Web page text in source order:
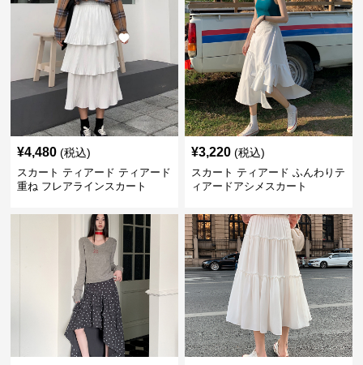
¥4,480 (税込)
スカート ティアード ティアード
重ね フレアラインスカート
¥3,220 (税込)
スカート ティアード ふんわりテ
ィアードアシメスカート